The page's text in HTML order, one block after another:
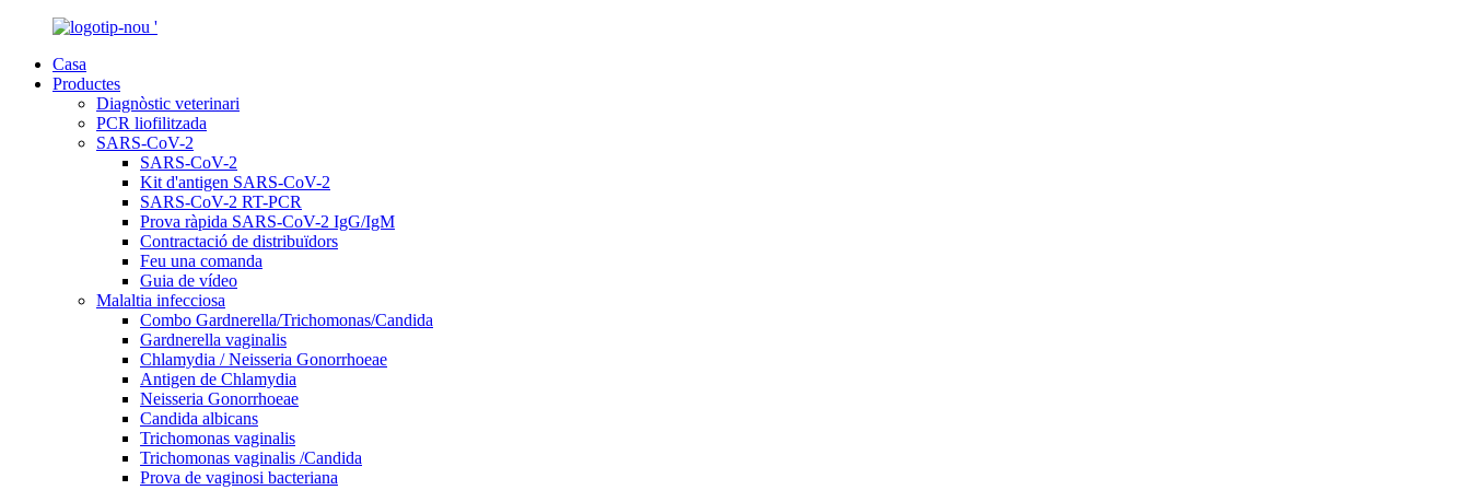
Casa
Productes
Diagnòstic veterinari
PCR liofilitzada
SARS-CoV-2
SARS-CoV-2
Kit d'antigen SARS-CoV-2
SARS-CoV-2 RT-PCR
Prova ràpida SARS-CoV-2 IgG/IgM
Contractació de distribuïdors
Feu una comanda
Guia de vídeo
Malaltia infecciosa
Combo Gardnerella/Trichomonas/Candida
Gardnerella vaginalis
Chlamydia / Neisseria Gonorrhoeae
Antigen de Chlamydia
Neisseria Gonorrhoeae
Candida albicans
Trichomonas vaginalis
Trichomonas vaginalis /Candida
Prova de vaginosi bacteriana